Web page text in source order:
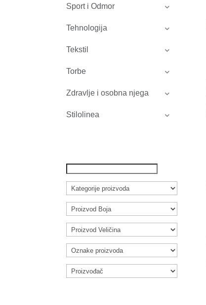
Sport i Odmor
Tehnologija
Tekstil
Torbe
Zdravlje i osobna njega
Stilolinea